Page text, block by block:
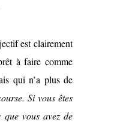
est clairement
à faire comme
qui n’a plus de
Si vous êtes
vous avez de